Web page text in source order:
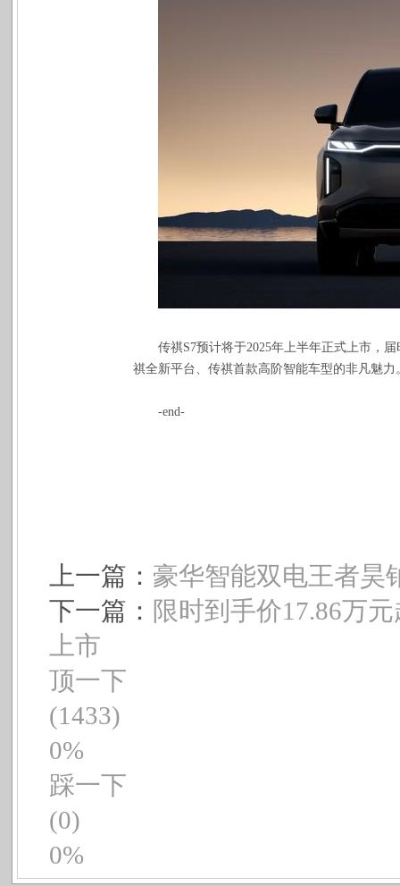
传祺S7预计将于2025年上半年正式上市，
祺全新平台、传祺首款高阶智能车型的非凡魅力
-end-
上一篇： 豪华智能双电王者昊
下一篇： 限时到手价17.86万
上市
顶一下
(1433)
0%
踩一下
(0)
0%